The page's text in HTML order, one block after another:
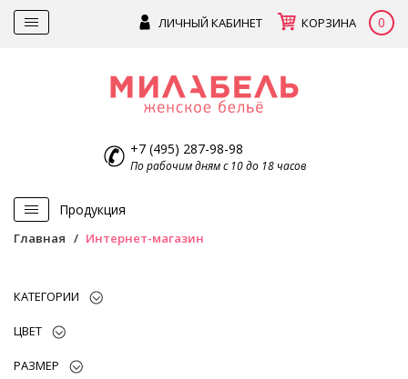
ЛИЧНЫЙ КАБИНЕТ КОРЗИНА 0
+7 (495) 287-98-98
По рабочим дням с 10 до 18 часов
Продукция
Главная Интернет-магазин
КАТЕГОРИИ
ЦВЕТ
РАЗМЕР